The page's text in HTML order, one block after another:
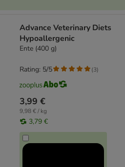
Advance Veterinary Diets
Hypoallergenic
Ente (400 g)
3,99 €
9,98 € / kg
3,79 €
Rating: 5/5 (3)